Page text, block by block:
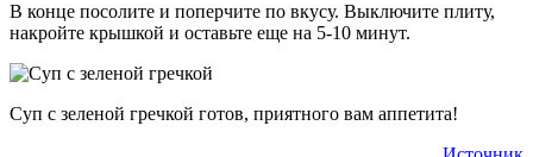
В конце посолите и поперчите по вкусу. Выключите плиту,
накройте крышкой и оставьте еще на 5-10 минут.
Суп с зеленой гречкой готов, приятного вам аппетита!